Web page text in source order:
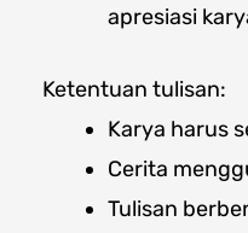
apresiasi
Ketentuan tulisan:
Karya harus
Cerita
Tulisan